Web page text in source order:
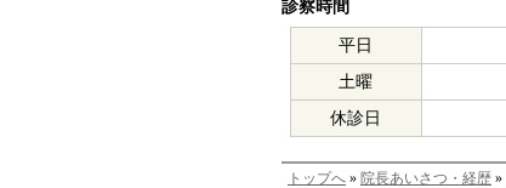
診察時間
平日
土曜
休診日
トップへ » 院長あいさつ・経歴 »